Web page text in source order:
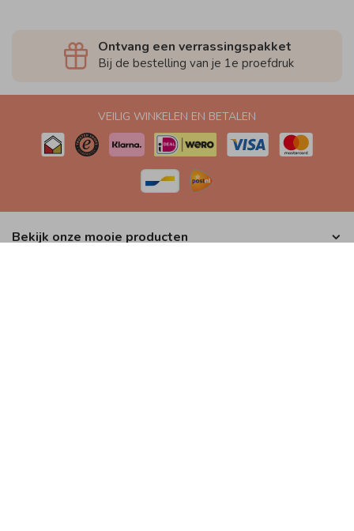
Ontvang een verrassingspakket
Bij de bestelling van je 1e proefdruk
VEILIG WINKELEN EN BETALEN
Bekijk onze mooie producten